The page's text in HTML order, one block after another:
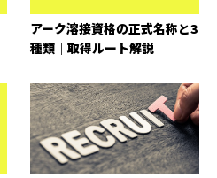
アーク溶接資格の正式名称と3
種類｜取得ルート解説